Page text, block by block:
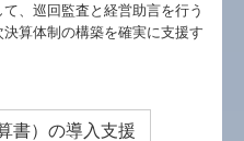
、巡回監査と経営助言を行う
算体制の構築を確実に支援す
書）の導入支援